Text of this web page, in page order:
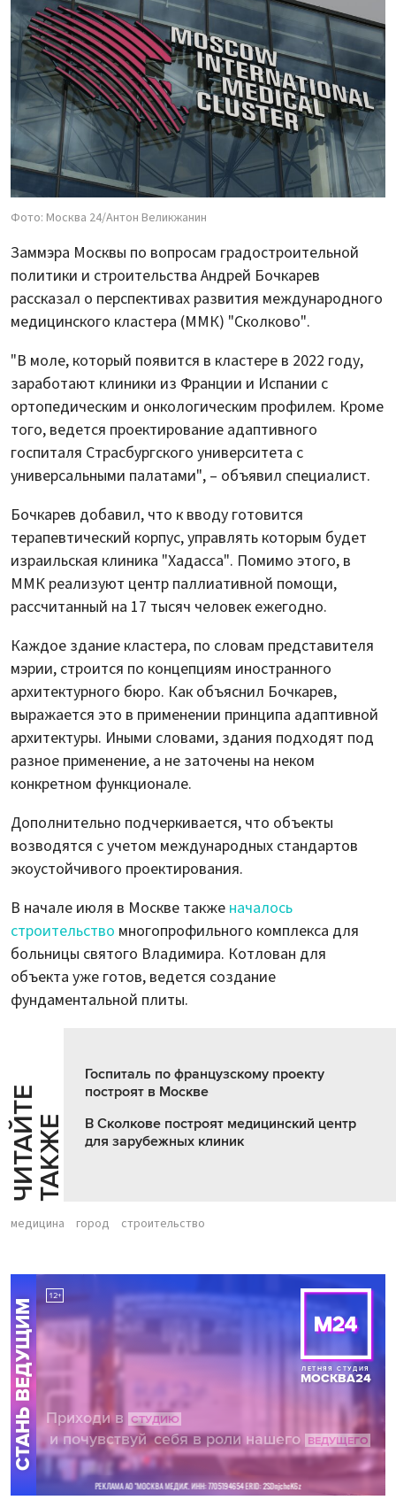
Фото: Москва 24/Антон Великжанин
Заммэра Москвы по вопросам градостроительной
политики и строительства Андрей Бочкарев
рассказал о перспективах развития международного
медицинского кластера (ММК) "Сколково".
"В моле, который появится в кластере в 2022 году,
заработают клиники из Франции и Испании с
ортопедическим и онкологическим профилем. Кроме
того, ведется проектирование адаптивного
госпиталя Страсбургского университета с
универсальными палатами", – объявил специалист.
Бочкарев добавил, что к вводу готовится
терапевтический корпус, управлять которым будет
израильская клиника "Хадасса". Помимо этого, в
ММК реализуют центр паллиативной помощи,
рассчитанный на 17 тысяч человек ежегодно.
Каждое здание кластера, по словам представителя
мэрии, строится по концепциям иностранного
архитектурного бюро. Как объяснил Бочкарев,
выражается это в применении принципа адаптивной
архитектуры. Иными словами, здания подходят под
разное применение, а не заточены на неком
конкретном функционале.
Дополнительно подчеркивается, что объекты
возводятся с учетом международных стандартов
экоустойчивого проектирования.
В начале июля в Москве также началось
строительство многопрофильного комплекса для
больницы святого Владимира. Котлован для
объекта уже готов, ведется создание
фундаментальной плиты.
Ч
И
Т
АЙ
Т
Е
Т
А
К
ЖЕ
Госпиталь по французскому проекту
построят в Москве
В Сколкове построят медицинский центр
для зарубежных клиник
медицина город строительство